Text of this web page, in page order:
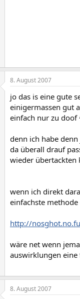
8. August 2007
jo das is eine gute
einigermassen gut
einfach nur zu doof
denn ich habe
da überall drauf
wieder übertackten
wenn ich direkt
einfachste
http://
wäre net wenn
auswirklungen eine
8. August 2007